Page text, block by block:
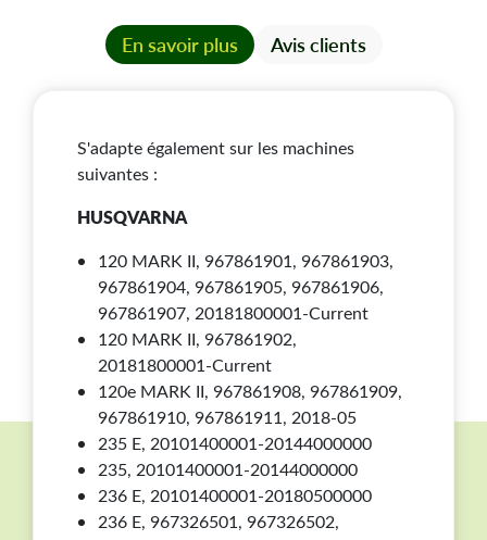
En savoir plus Avis clients
S'adapte également sur les machines
suivantes :
HUSQVARNA
120 MARK II, 967861901, 967861903,
967861904, 967861905, 967861906,
967861907, 20181800001-Current
120 MARK II, 967861902,
20181800001-Current
120e MARK II, 967861908, 967861909,
967861910, 967861911, 2018-05
235 E, 20101400001-20144000000
235, 20101400001-20144000000
236 E, 20101400001-20180500000
236 E, 967326501, 967326502,